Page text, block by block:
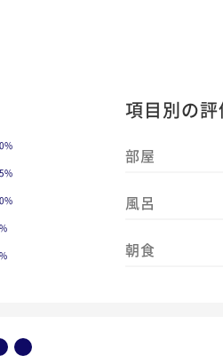
%
%
%
%
%
項目別の評
部屋
風呂
朝食